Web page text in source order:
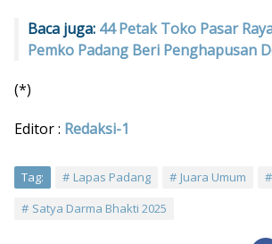
Baca juga: 44 Petak Toko Pasar
Pemko Padang Beri Penghapusan
(*)
Editor : Redaksi-1
Tag: Lapas Padang Juara Umum
Satya Darma Bhakti 2025